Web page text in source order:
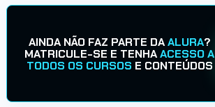
AINDA NÃO FAZ PARTE DAALURA?
MATRICULE-SE E TENHAACESSO A
TODOS OS CURSOS E CONTEÚDOS